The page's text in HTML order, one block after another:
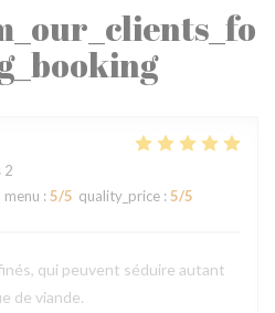
2
menu : 5/5 quality_price : 5/5
qui peuvent séduire autant
de viande.